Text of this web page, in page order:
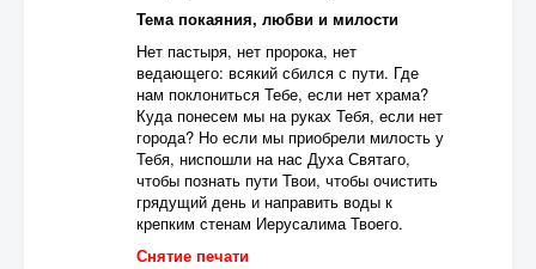
Тема покаяния, любви и милости
Нет пастыря, нет пророка, нет
ведающего: всякий сбился с пути. Где
нам поклониться Тебе, если нет храма?
Куда понесем мы на руках Тебя, если нет
города? Но если мы приобрели милость у
Тебя, ниспошли на нас Духа Святаго,
чтобы познать пути Твои, чтобы очистить
грядущий день и направить воды к
крепким стенам Иерусалима Твоего.
Снятие печати